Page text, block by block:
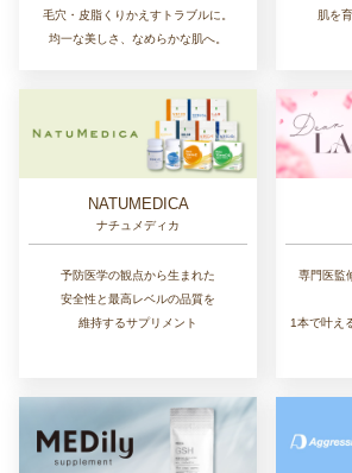
毛穴・皮脂くりかえすトラブルに。
均一な美しさ、なめらかな肌へ。
肌を
NATUMEDICA
ナチュメディカ
予防医学の観点から生まれた
安全性と最高レベルの品質を
維持するサプリメント
専門医監
1本で叶え